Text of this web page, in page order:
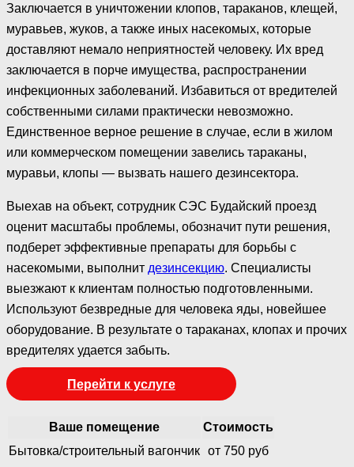
Заключается в уничтожении клопов, тараканов, клещей,
муравьев, жуков, а также иных насекомых, которые
доставляют немало неприятностей человеку. Их вред
заключается в порче имущества, распространении
инфекционных заболеваний. Избавиться от вредителей
собственными силами практически невозможно.
Единственное верное решение в случае, если в жилом
или коммерческом помещении завелись тараканы,
муравьи, клопы — вызвать нашего дезинсектора.
Выехав на объект, сотрудник СЭС Будайский проезд
оценит масштабы проблемы, обозначит пути решения,
подберет эффективные препараты для борьбы с
насекомыми, выполнит дезинсекцию. Специалисты
выезжают к клиентам полностью подготовленными.
Используют безвредные для человека яды, новейшее
оборудование. В результате о тараканах, клопах и прочих
вредителях удается забыть.
Перейти к услуге
Ваше помещение
Стоимость
Бытовка/строительный вагончик от 750 руб